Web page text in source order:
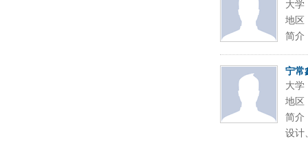
大学
地区
简介
宁常
大学
地区
简介
设计